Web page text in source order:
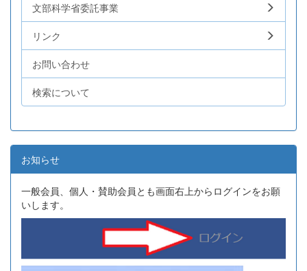
文部科学省委託事業
リンク
お問い合わせ
検索について
お知らせ
一般会員、個人・賛助会員とも画面右上からログインをお願
いします。